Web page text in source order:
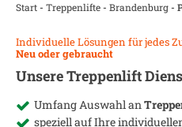
Start- Treppenlifte- Brandenburg-
Individuelle Lösungen für jedes
Neu oder gebraucht
Unsere Treppenlift
Umfang Auswahl an
speziell auf Ihre